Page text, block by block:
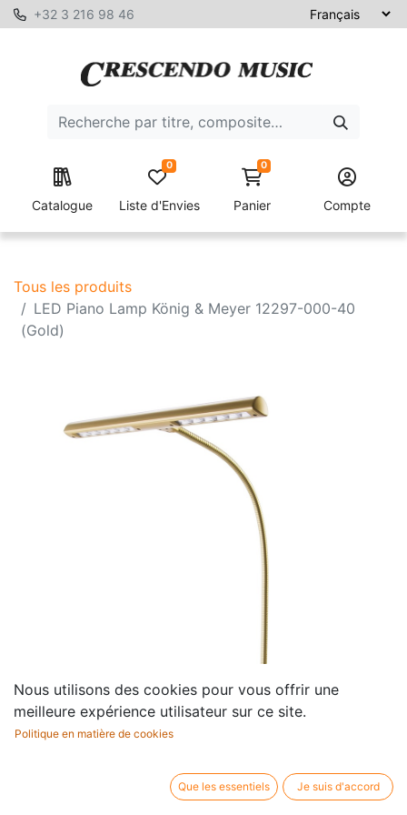
+32 3 216 98 46
Catalogue Liste d'Envies
0 0
Panier Compte
Tous les produits
LED Piano Lamp König & Meyer 12297-000-40
(Gold)
Nous utilisons des cookies pour vous offrir une
meilleure expérience utilisateur sur ce site.
Politique en matière de cookies
Que les essentiels Je suis d'accord